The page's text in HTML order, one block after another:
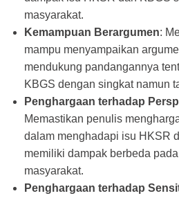
masyarakat.
Kemampuan Berargumen:
mampu menyampaikan
mendukung pandangannya
KBGS dengan singkat namun
Penghargaan terhadap
Memastikan penulis
dalam menghadapi isu HKSR
memiliki dampak berbeda
masyarakat.
Penghargaan terhadap